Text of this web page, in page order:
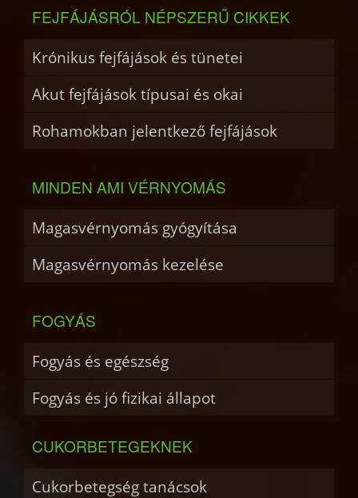
FEJFÁJÁSRÓL NÉPSZERŰ CIKKEK
Krónikus fejfájások és tünetei
Akut fejfájások típusai és okai
Rohamokban jelentkező fejfájások
MINDEN AMI VÉRNYOMÁS
Magasvérnyomás gyógyítása
Magasvérnyomás kezelése
FOGYÁS
Fogyás és egészség
Fogyás és jó fizikai állapot
CUKORBETEGEKNEK
Cukorbetegség tanácsok